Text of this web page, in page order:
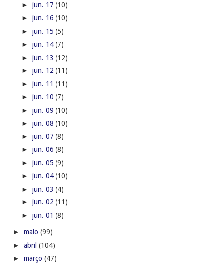
► jun. 17 (10)
► jun. 16 (10)
► jun. 15 (5)
► jun. 14 (7)
► jun. 13 (12)
► jun. 12 (11)
► jun. 11 (11)
► jun. 10 (7)
► jun. 09 (10)
► jun. 08 (10)
► jun. 07 (8)
► jun. 06 (8)
► jun. 05 (9)
► jun. 04 (10)
► jun. 03 (4)
► jun. 02 (11)
► jun. 01 (8)
► maio (99)
► abril (104)
► março (47)